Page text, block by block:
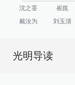
沈之荃 崔崑
戴汝为
刘玉清
光明导读